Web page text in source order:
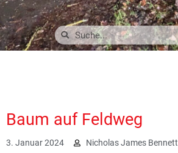
Baum auf Feldweg
3. Januar 2024 Nicholas James Bennett